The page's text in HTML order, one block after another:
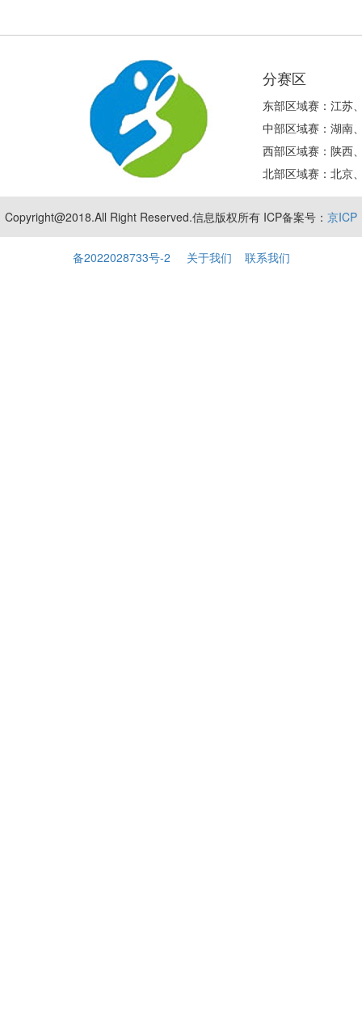
分赛区
东部区域赛：江苏
中部区域赛：湖南
西部区域赛：陕西
北部区域赛：北京
Copyright@2018.All Right Reserved.信息版权所有 ICP备案号： 京ICP
备2022028733号-2 关于我们 联系我们